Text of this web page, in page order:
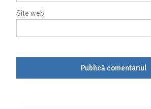
Site web